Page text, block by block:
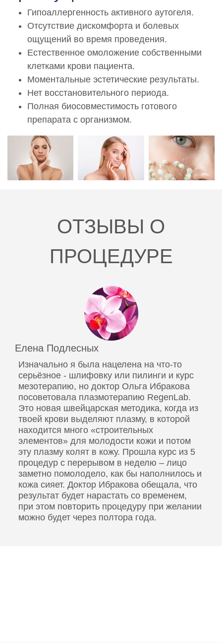
Гипоаллергенность активного аутогеля.
Отсутствие дискомфорта и болевых
ощущений во время проведения.
Естественное омоложение собственными
клетками крови пациента.
Моментальные эстетические результаты.
Нет восстановительного периода.
Полная биосовместимость готового
препарата с организмом.
ОТЗЫВЫ О
ПРОЦЕДУРЕ
Елена Подлесных
Изначально я была нацелена на что-то
серьёзное - шлифовку или пилинги и курс
мезотерапию, но доктор Ольга Ибракова
посоветовала плазмотерапию RegenLab.
Это новая швейцарская методика, когда из
твоей крови выделяют плазму, в которой
находится много «строительных
элементов» для молодости кожи и потом
эту плазму колят в кожу. Прошла курс из 5
процедур с перерывом в неделю – лицо
заметно помолодело, как бы наполнилось и
кожа сияет. Доктор Ибракова обещала, что
результат будет нарастать со временем,
при этом повторить процедуру при желании
можно будет через полтора года.